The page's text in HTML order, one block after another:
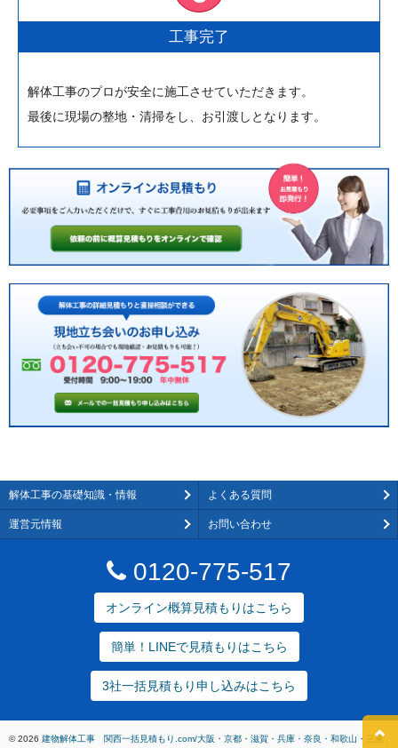
工事完了
解体工事のプロが安全に施工させていただきます。
最後に現場の整地・清掃をし、お引渡しとなります。
解体工事の基礎知識・情報 よくある質問
運営元情報 お問い合わせ
0120-775-517
オンライン概算見積もりはこちら
簡単！LINEで見積もりはこちら
3社一括見積もり申し込みはこちら
© 2026 建物解体工事 関西一括見積もり.com/大阪・京都・滋賀・兵庫・奈良・和歌山・三重